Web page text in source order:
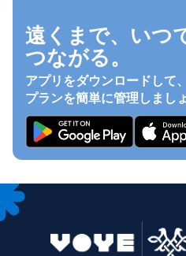
遠くまで、いつ
つながる。
アプリをダウンロードして
プランを簡単に管理しましょ